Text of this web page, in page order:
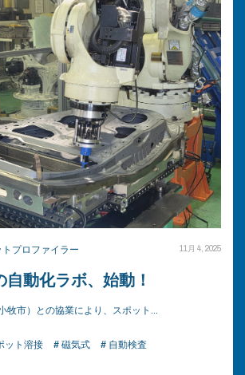
トプロファイラー 11月 4, 2025
動化ラボ、始動！
牧市）との協業により、スポット…
ット溶接 # 磁気式
# 自動検査